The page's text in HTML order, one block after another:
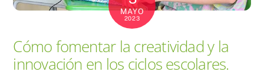
MAYO
2023
Cómo fomentar la creatividad y la
innovación en los ciclos escolares.